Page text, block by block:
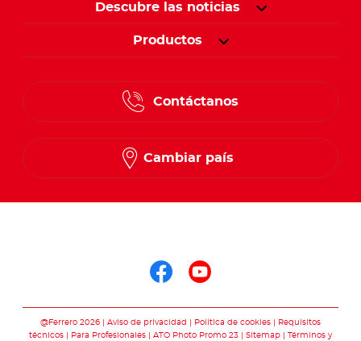
Descubre las noticias
Productos
Contáctanos
Cambiar país
@Ferrero 2026 Aviso de privacidad Política de cookies
Requisitos
técnicos
Para Profesionales ATO Photo Promo 23 Sitemap
Términos y